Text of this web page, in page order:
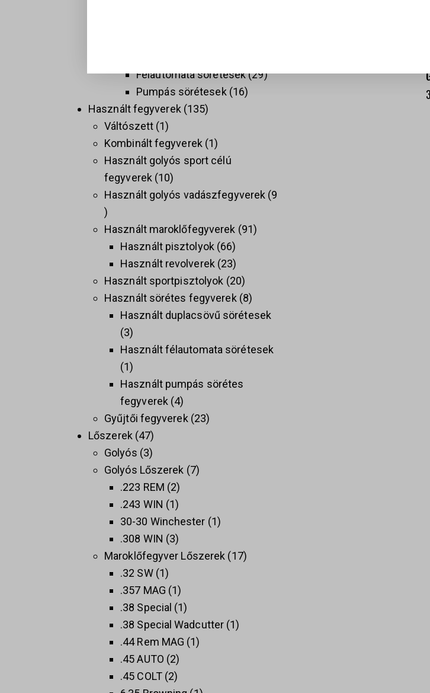
Félautomata sörétesek 29
Pumpás sörétesek 16
Használt fegyverek 135
Váltószett 1
Kombinált fegyverek 1
Használt golyós sport célú
fegyverek 10
Használt golyós vadászfegyverek 9
Használt maroklőfegyverek 91
Használt pisztolyok 66
Használt revolverek 23
Használt sportpisztolyok 20
Használt sörétes fegyverek 8
Használt duplacsövű sörétesek
3
Használt félautomata sörétesek
1
Használt pumpás sörétes
fegyverek 4
Gyűjtői fegyverek 23
Lőszerek 47
Golyós 3
Golyós Lőszerek 7
.223 REM 2
.243 WIN
1
30-30 Winchester 1
.308 WIN
3
Maroklőfegyver Lőszerek 17
.32 SW 1
.357 MAG 1
.38 Special
1
.38 Special Wadcutter 1
.44 Rem MAG 1
.45 AUTO 2
.45 COLT 2